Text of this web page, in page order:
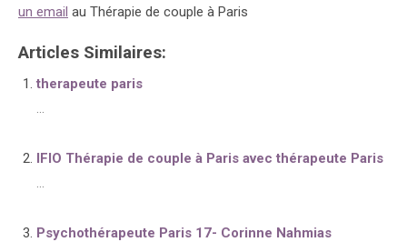
un email au Thérapie de couple à Paris
Articles Similaires:
therapeute paris
...
IFIO Thérapie de couple à Paris avec thérapeute Paris
...
Psychothérapeute Paris 17- Corinne Nahmias